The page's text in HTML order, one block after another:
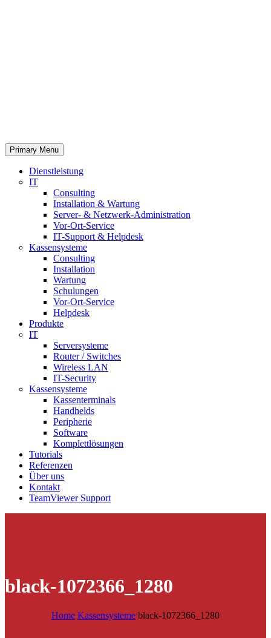
Primary Menu
Dienstleistung
IT
Consulting
Installation & Wartung
Server- & Netzwerk-Administration
Vor-Ort-Service
IT-Support & Helpdesk
Kassensysteme
Consulting
Installation
Wartung
Schulungen
Vor-Ort-Service
Helpdesk
Produkte
IT
Serversysteme
Router / Switches
Wireless LAN
IT-Security
Kassensysteme
Kassenterminals
Handhelds
Peripherie
Software
Komplettlösungen
Tutorials
Referenzen
Über uns
Kontakt
TeamViewer Support
black-1072366_1280
Home Kassensysteme black-1072366_1280